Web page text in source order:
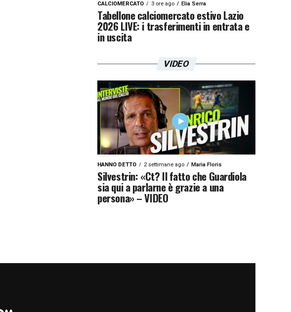
CALCIOMERCATO 3 ore ago Elia Serra
Tabellone calciomercato estivo Lazio
2026 LIVE: i trasferimenti in entrata e
in uscita
VIDEO
HANNO DETTO 2 settimane ago Maria Floris
Silvestrin: «Ct? Il fatto che Guardiola
sia qui a parlarne è grazie a una
persona» – VIDEO